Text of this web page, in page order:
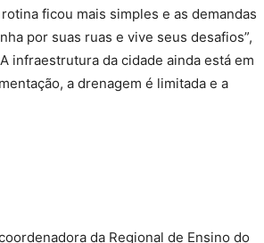
ficou mais simples e as demandas
por suas ruas e vive seus desafios”,
infraestrutura da cidade ainda está em
a drenagem é limitada e a
da Regional de Ensino do